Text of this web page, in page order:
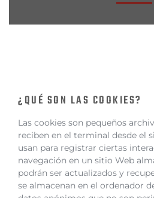
¿QUÉ SON LAS COOKIES?
Las cookies son pequeños
reciben en el terminal desde el
usan para registrar ciertas
navegación en un sitio Web
podrán ser actualizados y
se almacenan en el ordenador